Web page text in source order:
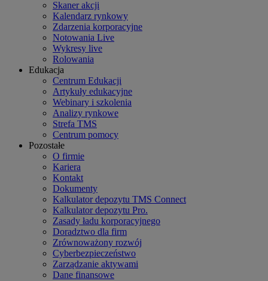
Skaner akcji
Kalendarz rynkowy
Zdarzenia korporacyjne
Notowania Live
Wykresy live
Rolowania
Edukacja
Centrum Edukacji
Artykuły edukacyjne
Webinary i szkolenia
Analizy rynkowe
Strefa TMS
Centrum pomocy
Pozostałe
O firmie
Kariera
Kontakt
Dokumenty
Kalkulator depozytu TMS Connect
Kalkulator depozytu Pro.
Zasady ładu korporacyjnego
Doradztwo dla firm
Zrównoważony rozwój
Cyberbezpieczeństwo
Zarządzanie aktywami
Dane finansowe